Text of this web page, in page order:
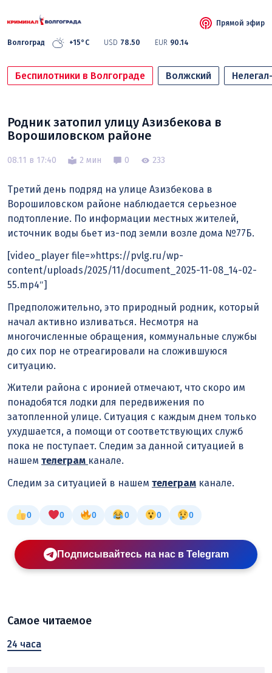
Волгоград +15°C USD 78.50 EUR 90.14
Прямой эфир
Беспилотники в Волгограде Волжский
Родник затопил улицу Азизбекова в
Ворошиловском районе
08.11 в 17:40 2 мин 0 233
Третий день подряд на улице Азизбекова в
Ворошиловском районе наблюдается серьезное
подтопление. По информации местных жителей,
источник воды бьет из-под земли возле дома №77Б.
[video_player file=»https://pvlg.ru/wp-
content/uploads/2025/11/document_2025-11-08_14-02-
55.mp4″]
Предположительно, это природный родник, который
начал активно изливаться. Несмотря на
многочисленные обращения, коммунальные службы
до сих пор не отреагировали на сложившуюся
ситуацию.
Жители района с иронией отмечают, что скоро им
понадобятся лодки для передвижения по
затопленной улице. Ситуация с каждым днем только
ухудшается, а помощи от соответствующих служб
пока не поступает. Следим за данной ситуацией в
нашем телеграм канале.
Следим за ситуацией в нашем телеграм канале.
0 0 0 0 0 0
Подписывайтесь на нас в Telegram
Самое читаемое
24 часа